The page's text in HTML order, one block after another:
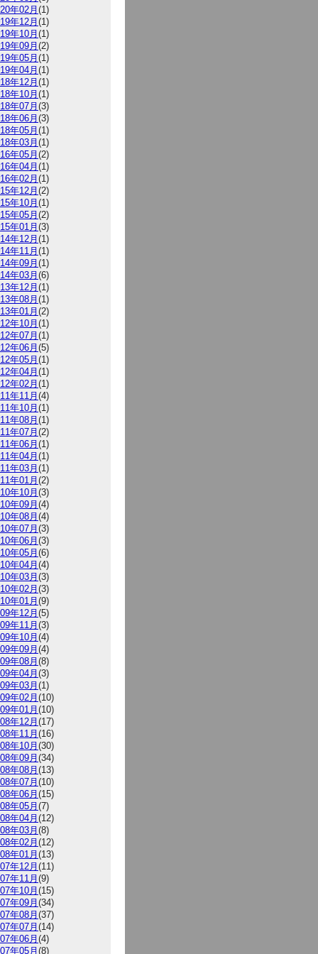
年02月(1)
年12月(1)
年10月(1)
年09月(2)
年05月(1)
年04月(1)
年12月(1)
年10月(1)
年07月(3)
年06月(3)
年05月(1)
年03月(1)
年05月(2)
年04月(1)
年02月(1)
年12月(2)
年10月(1)
年05月(2)
年01月(3)
年12月(1)
年11月(1)
年09月(1)
年03月(6)
年12月(1)
年08月(1)
年01月(2)
年10月(1)
年07月(1)
年06月(5)
年05月(1)
年04月(1)
年02月(1)
年11月(4)
年10月(1)
年08月(1)
年07月(2)
年06月(1)
年04月(1)
年03月(1)
年01月(2)
年10月(3)
年09月(4)
年08月(4)
年07月(3)
年06月(3)
年05月(6)
年04月(4)
年03月(3)
年02月(3)
年01月(9)
年12月(5)
年11月(3)
年10月(4)
年09月(4)
年08月(8)
年04月(3)
年03月(1)
年02月(10)
年01月(10)
年12月(17)
年11月(16)
年10月(30)
年09月(34)
年08月(13)
年07月(10)
年06月(15)
年05月(7)
年04月(12)
年03月(8)
年02月(12)
年01月(13)
年12月(11)
年11月(9)
年10月(15)
年09月(34)
年08月(37)
年07月(14)
年06月(4)
年05月(8)